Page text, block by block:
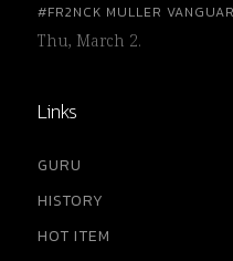
#FR2NCK MULLER
Thu, March 2.
Links
GURU
HISTORY
HOT ITEM